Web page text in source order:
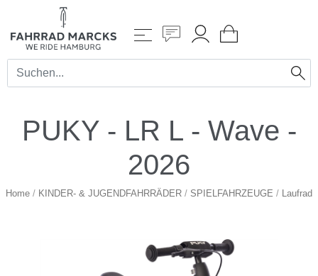
PUKY - LR L - Wave -
2026
Home / KINDER- & JUGENDFAHRRÄDER / SPIELFAHRZEUGE / Laufrad